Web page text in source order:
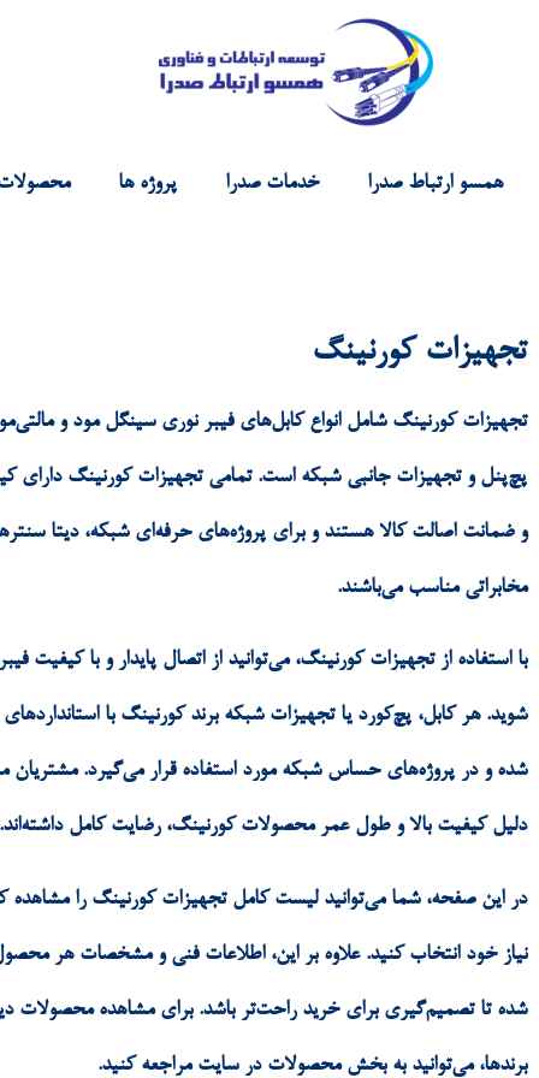
همسو ارتباط صدرا خدمات صدرا پروژه ها
تجهیزات کورنینگ
تجهیزات کورنینگ شامل انواع کابل‌های فیبر نوری سینگل مود و
پچ‌پنل و تجهیزات جانبی شبکه است. تمامی تجهیزات کورنینگ دارای
و ضمانت اصالت کالا هستند و برای پروژه‌های حرفه‌ای شبکه، دیتا
مخابراتی مناسب می‌باشند.
با استفاده از تجهیزات کورنینگ، می‌توانید از اتصال پایدار و با کیفیت
شوید. هر کابل، پچ‌کورد یا تجهیزات شبکه برند کورنینگ با
شده و در پروژه‌های حساس شبکه مورد استفاده قرار می‌گیرد. مشتریان
دلیل کیفیت بالا و طول عمر محصولات کورنینگ، رضایت کامل داشته‌اند.
در این صفحه، شما می‌توانید لیست کامل تجهیزات کورنینگ را مشاهده
نیاز خود انتخاب کنید. علاوه بر این، اطلاعات فنی و مشخصات هر
شده تا تصمیم‌گیری برای خرید راحت‌تر باشد. برای مشاهده محصولات
برندها، می‌توانید به بخش محصولات در سایت مراجعه کنید.